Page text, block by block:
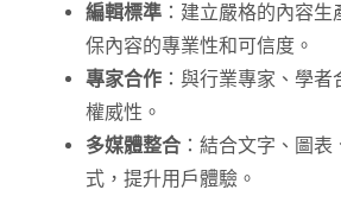
編輯標準 ：建立嚴格的內容
保內容的專業性和可信度。
專家合作 ：與行業專家、學
權威性。
多媒體整合 ：結合文字、圖
式，提升用戶體驗。